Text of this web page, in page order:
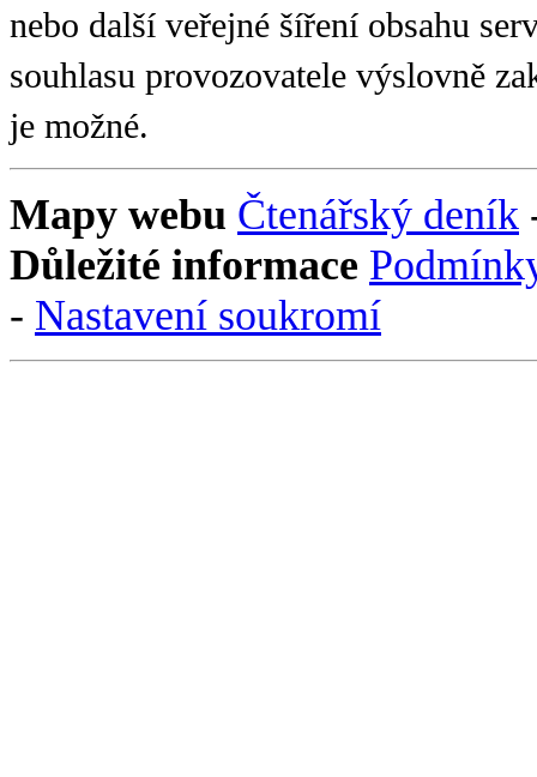
nebo další veřejné šíření obsahu
souhlasu provozovatele výslovně
je možné.
Mapy webu Čtenářský deník
Důležité informace
- Nastavení soukromí